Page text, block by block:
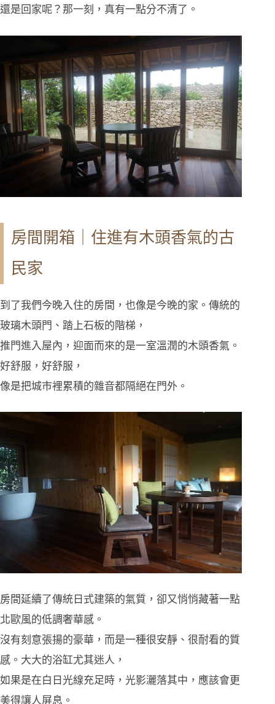
還是回家呢？那一刻，真有一點分不清了。
房間開箱｜住進有木頭香氣的古
民家
到了我們今晚入住的房間，也像是今晚的家。傳統的
玻璃木頭門、踏上石板的階梯，
推門進入屋內，迎面而來的是一室溫潤的木頭香氣。
好舒服，好舒服，
像是把城市裡累積的雜音都隔絕在門外。
房間延續了傳統日式建築的氣質，卻又悄悄藏著一點
北歐風的低調奢華感。
沒有刻意張揚的豪華，而是一種很安靜、很耐看的質
感。大大的浴缸尤其迷人，
如果是在白日光線充足時，光影灑落其中，應該會更
美得讓人屏息。